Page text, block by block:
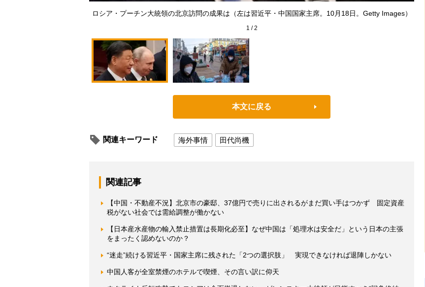
ロシア・プーチン大統領の北京訪問の成果は（左は習近平・中国国家主席。10月18日。Getty Images）
1 /2
本文に戻る
関連キーワード 海外事情 田代尚機
関連記事
【中国・不動産不況】北京市の豪邸、37億円で売りに出されるがまだ買い手はつかず 固定資産
税がない社会では需給調整が働かない
【日本産水産物の輸入禁止措置は長期化必至】なぜ中国は「処理水は安全だ」という日本の主張
をまったく認めないのか？
“迷走”続ける習近平・国家主席に残された「2つの選択肢」 実現できなければ退陣しかない
中国人客が全室禁煙のホテルで喫煙、その言い訳に仰天